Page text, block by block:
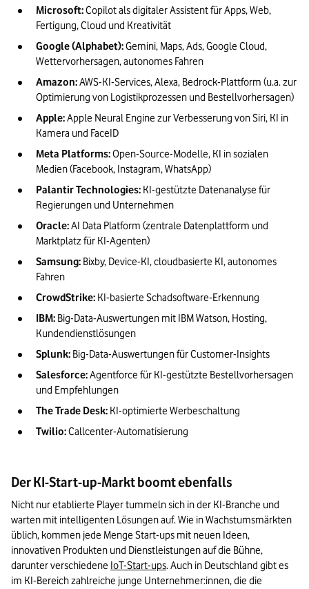
ChatGPT – das steckt hinter dem bekannten KI-Chatbot
Google Gemini – der Konkurrent von ChatGPT
Checkliste – so profitiert auch Ihr Unternehmen von
künstlicher Intelligenz
KI-Unternehmen 2025: Das Wichtigste in Kürze
Microsoft: Copilot als digitaler Assistent für Apps, Web,
Fertigung, Cloud und Kreativität
Google (Alphabet): Gemini, Maps, Ads, Google Cloud,
Wettervorhersagen, autonomes Fahren
Amazon: AWS-KI-Services, Alexa, Bedrock-Plattform (u.a. zur
Optimierung von Logistikprozessen und Bestellvorhersagen)
Apple: Apple Neural Engine zur Verbesserung von Siri, KI in
Kamera und FaceID
Meta Platforms: Open-Source-Modelle, KI in sozialen
Medien (Facebook, Instagram, WhatsApp)
Palantir Technologies: KI-gestützte Datenanalyse für
Regierungen und Unternehmen
Oracle: AI Data Platform (zentrale Datenplattform und
Marktplatz für KI-Agenten)
Samsung: Bixby, Device-KI, cloudbasierte KI, autonomes
Fahren
CrowdStrike: KI-basierte Schadsoftware-Erkennung
IBM: Big-Data-Auswertungen mit IBM Watson, Hosting,
Kundendienstlösungen
Splunk: Big-Data-Auswertungen für Customer-Insights
Salesforce: Agentforce für KI-gestützte Bestellvorhersagen
und Empfehlungen
The Trade Desk: KI-optimierte Werbeschaltung
Twilio: Callcenter-Automatisierung
Der KI-Start-up-Markt boomt ebenfalls
Nicht nur etablierte Player tummeln sich in der KI-Branche und
warten mit intelligenten Lösungen auf. Wie in Wachstumsmärkten
üblich, kommen jede Menge Start-ups mit neuen Ideen,
innovativen Produkten und Dienstleistungen auf die Bühne,
darunter verschiedene IoT-Start-ups. Auch in Deutschland gibt es
im KI-Bereich zahlreiche junge Unternehmer:innen, die die